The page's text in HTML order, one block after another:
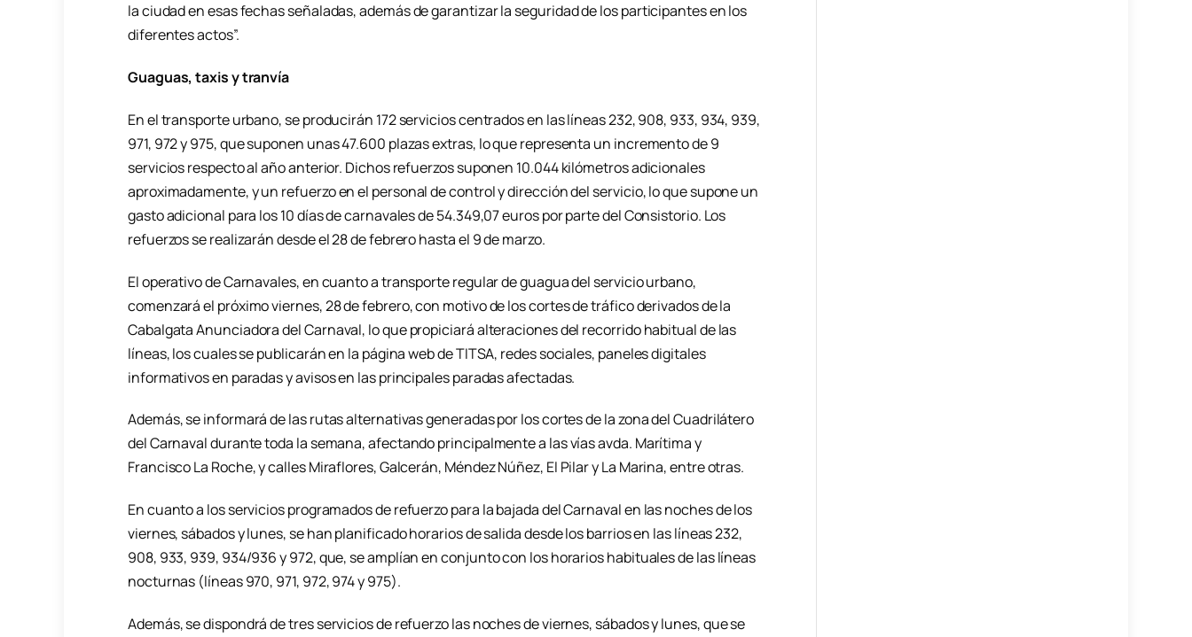
la ciudad en esas fechas señaladas, además de garantizar la seguridad de los participantes en los
diferentes actos”.
Guaguas, taxis y tranvía
En el transporte urbano, se producirán 172 servicios centrados en las líneas 232, 908, 933, 934, 939,
971, 972 y 975, que suponen unas 47.600 plazas extras, lo que representa un incremento de 9
servicios respecto al año anterior. Dichos refuerzos suponen 10.044 kilómetros adicionales
aproximadamente, y un refuerzo en el personal de control y dirección del servicio, lo que supone un
gasto adicional para los 10 días de carnavales de 54.349,07 euros por parte del Consistorio. Los
refuerzos se realizarán desde el 28 de febrero hasta el 9 de marzo.
El operativo de Carnavales, en cuanto a transporte regular de guagua del servicio urbano,
comenzará el próximo viernes, 28 de febrero, con motivo de los cortes de tráfico derivados de la
Cabalgata Anunciadora del Carnaval, lo que propiciará alteraciones del recorrido habitual de las
líneas, los cuales se publicarán en la página web de TITSA, redes sociales, paneles digitales
informativos en paradas y avisos en las principales paradas afectadas.
Además, se informará de las rutas alternativas generadas por los cortes de la zona del Cuadrilátero
del Carnaval durante toda la semana, afectando principalmente a las vías avda. Marítima y
Francisco La Roche, y calles Miraflores, Galcerán, Méndez Núñez, El Pilar y La Marina, entre otras.
En cuanto a los servicios programados de refuerzo para la bajada del Carnaval en las noches de los
viernes, sábados y lunes, se han planificado horarios de salida desde los barrios en las líneas 232,
908, 933, 939, 934/936 y 972, que, se amplían en conjunto con los horarios habituales de las líneas
nocturnas (líneas 970, 971, 972, 974 y 975).
Además, se dispondrá de tres servicios de refuerzo las noches de viernes, sábados y lunes, que se